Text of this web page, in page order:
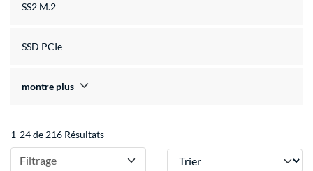
SS2 M.2
SSD PCIe
montre plus
1-24 de 216 Résultats
Filtrage Trier